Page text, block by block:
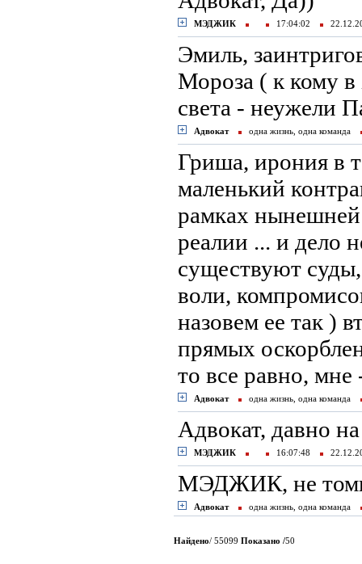
МЭДЖИК 17:04:02
Эмиль,
Мороза ( к кому
света - неужели
Адвокат одна жизнь, одна команда
Гриша, ирония в
маленький
рамках нынешней
реалии ... и дело
существуют
воли,
назовем ее так )
прямых
то все равно, мне
Адвокат одна жизнь, одна команда
Адвокат, давно
МЭДЖИК 16:07:48
МЭДЖИК, не томи
Адвокат одна жизнь, одна команда
Найдено/ 55099 Показано /50